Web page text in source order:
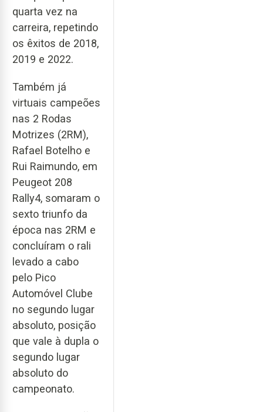
quarta vez na
carreira, repetindo
os êxitos de 2018,
2019 e 2022.
Também já
virtuais campeões
nas 2 Rodas
Motrizes (2RM),
Rafael Botelho e
Rui Raimundo, em
Peugeot 208
Rally4, somaram o
sexto triunfo da
época nas 2RM e
concluíram o rali
levado a cabo
pelo Pico
Automóvel Clube
no segundo lugar
absoluto, posição
que vale à dupla o
segundo lugar
absoluto do
campeonato.